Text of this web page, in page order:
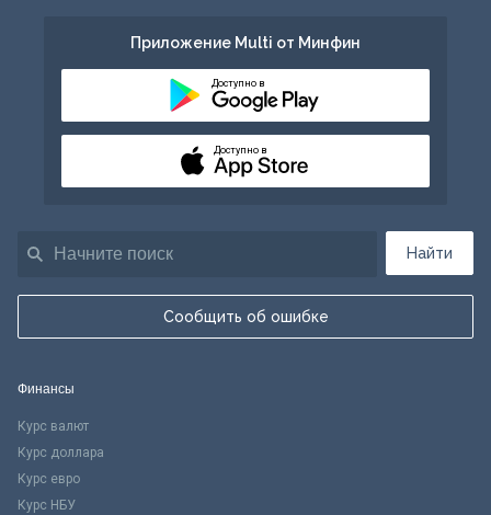
Найти
Сообщить об ошибке
Приложение Multi от Минфин
Доступно в
Доступно в
Финансы
Курс валют
Курс доллара
Курс евро
Курс НБУ